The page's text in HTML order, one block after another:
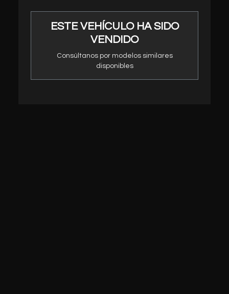
ESTE VEHÍCULO HA SIDO
VENDIDO
Consúltanos por modelos similares
disponibles